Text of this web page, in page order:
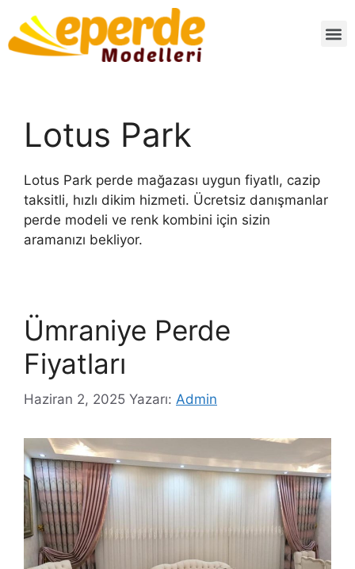
Lotus Park
Lotus Park perde mağazası uygun fiyatlı, cazip
taksitli, hızlı dikim hizmeti. Ücretsiz danışmanlar
perde modeli ve renk kombini için sizin
aramanızı bekliyor.
Ümraniye Perde
Fiyatları
Haziran 2, 2025 Yazarı: Admin